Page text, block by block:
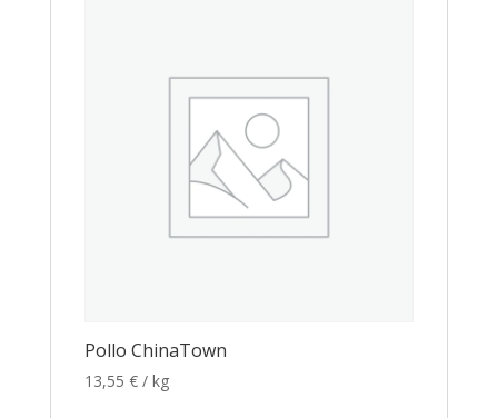
Pollo ChinaTown
13,55 € / kg